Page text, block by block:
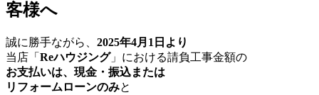
客様へ
誠に勝手ながら、 2025年4月1日より
当店「 Reハウジング」における請負工事金額の
お支払いは、現金・振込または
リフォームローンのみと